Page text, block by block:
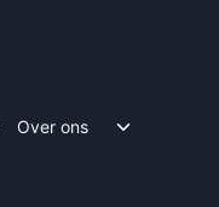
Over ons Toggle